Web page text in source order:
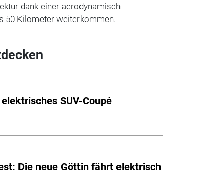
dank einer aerodynamisch
50 Kilometer weiterkommen.
SUV-Coupé
Die neue Göttin fährt elektrisch